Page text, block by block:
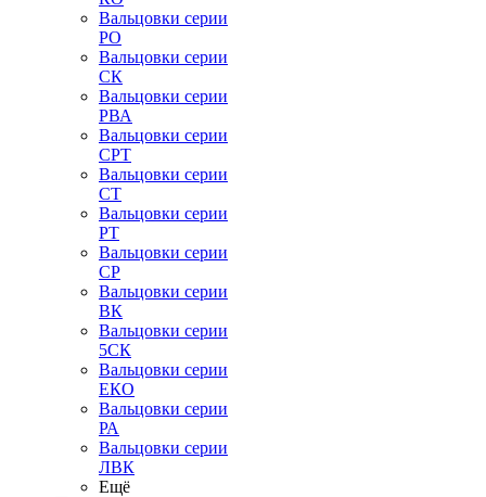
Вальцовки серии
РО
Вальцовки серии
СК
Вальцовки серии
РВА
Вальцовки серии
СРТ
Вальцовки серии
СТ
Вальцовки серии
РТ
Вальцовки серии
СР
Вальцовки серии
ВК
Вальцовки серии
5СК
Вальцовки серии
ЕКО
Вальцовки серии
РА
Вальцовки серии
ЛВК
Ещё